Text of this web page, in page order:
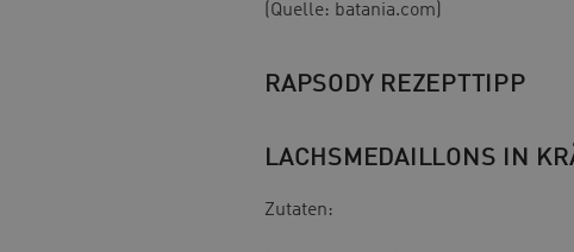
(Quelle: batania.com)
RAPSODY REZEPTTIPP
LACHSMEDAILLONS IN
Zutaten: